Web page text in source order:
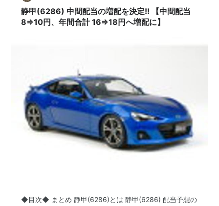
静甲(6286) 中間配当の増配を決定!! 【中間配当
8⇒10円、年間合計 16⇒18円へ増配に】
◆目次◆ まとめ 静甲(6286)とは 静甲(6286) 配当予想の